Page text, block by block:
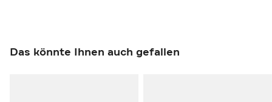
Das könnte Ihnen auch gefallen